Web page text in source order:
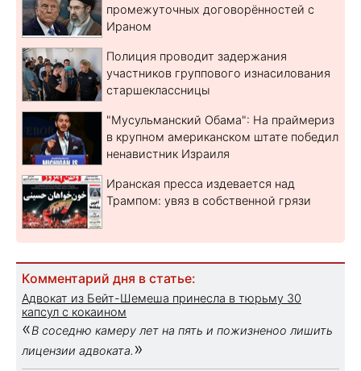
промежуточных договорённостей с
Ираном
Полиция проводит задержания
участников группового изнасилования
старшеклассницы
"Мусульманский Обама": На праймериз
в крупном американском штате победил
ненавистник Израиля
Иранская пресса издевается над
Трампом: увяз в собственной грязи
Комментарий дня в статье:
Адвокат из Бейт-Шемеша принесла в тюрьму 30
капсул с кокаином
«В соседню камеру лет на пять и пожизненоо лишить
лицензии адвоката. »